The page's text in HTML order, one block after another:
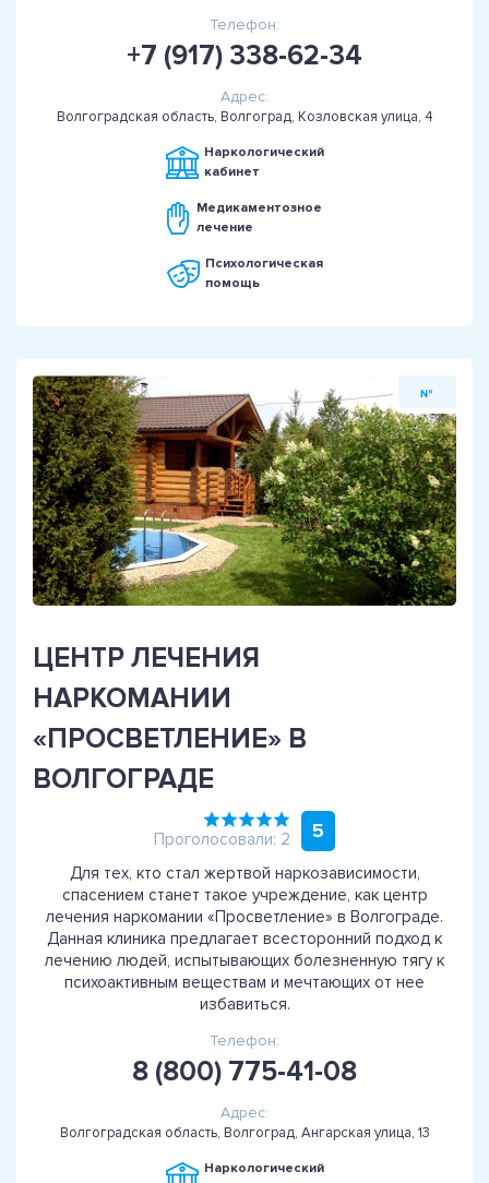
Телефон:
+7 (917) 338-62-34
Адрес:
Волгоградская область, Волгоград, Козловская улица, 4
Наркологический
кабинет
Медикаментозное
лечение
Психологическая
помощь
№
ЦЕНТР ЛЕЧЕНИЯ
НАРКОМАНИИ
«ПРОСВЕТЛЕНИЕ» В
ВОЛГОГРАДЕ
Проголосовали: 2 5
Для тех, кто стал жертвой наркозависимости,
спасением станет такое учреждение, как центр
лечения наркомании «Просветление» в Волгограде.
Данная клиника предлагает всесторонний подход к
лечению людей, испытывающих болезненную тягу к
психоактивным веществам и мечтающих от нее
избавиться.
Телефон:
8 (800) 775-41-08
Адрес:
Волгоградская область, Волгоград, Ангарская улица, 13
Наркологический